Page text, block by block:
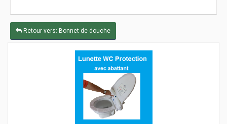
Retour vers: Bonnet de douche